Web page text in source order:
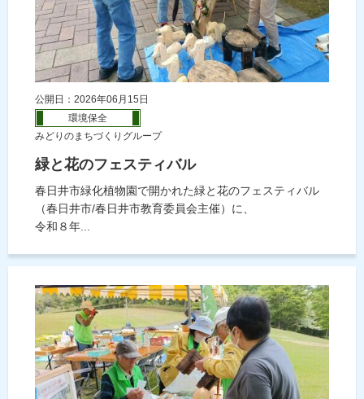
公開日：2026年06月15日
環境保全
みどりのまちづくりグループ
緑と花のフェスティバル
春日井市緑化植物園で開かれた緑と花のフェスティバル
（春日井市/春日井市教育委員会主催）に、
令和８年...